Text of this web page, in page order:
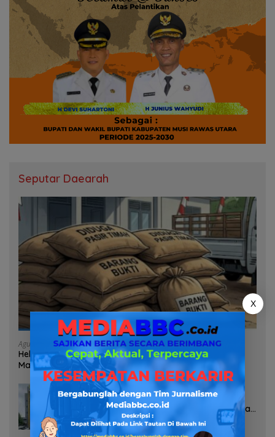
Seputar Daearah
Agustus 7, 2026
Heboh Tumpukan Karung Diduga Pasir Timah di Pos AL
Manggar, Danlanal Babel: Masih Kami Dalami
Agustus 7, 2026
Pelayanan Kinerja Dan Transparansi
Sanksi P2TL PLN Dipertanyakan, Upaya
Konfirmasi GM PLN UID S2JB Terkesan
Tutup Mata
X